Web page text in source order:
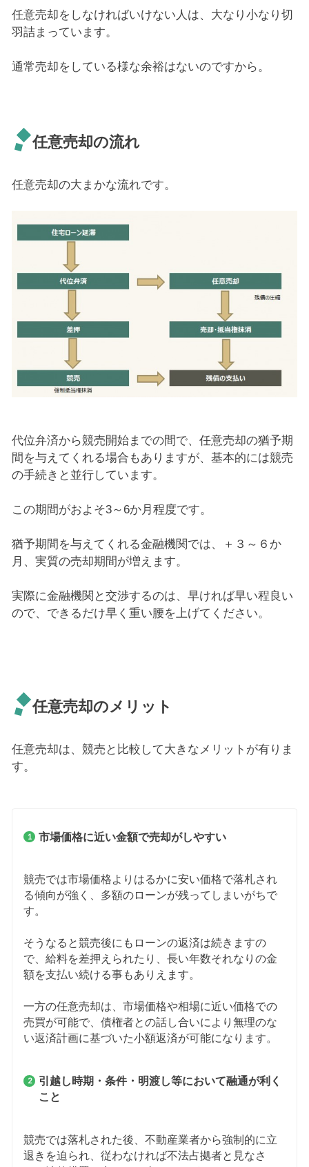
任意売却をしなければいけない人は、大なり小なり切
羽詰まっています。
通常売却をしている様な余裕はないのですから。
任意売却の流れ
任意売却の大まかな流れです。
代位弁済から競売開始までの間で、任意売却の猶予期
間を与えてくれる場合もありますが、基本的には競売
の手続きと並行しています。
この期間がおよそ3～6か月程度です。
猶予期間を与えてくれる金融機関では、＋３～６か
月、実質の売却期間が増えます。
実際に金融機関と交渉するのは、早ければ早い程良い
ので、できるだけ早く重い腰を上げてください。
任意売却のメリット
任意売却は、競売と比較して大きなメリットが有りま
す。
市場価格に近い金額で売却がしやすい
競売では市場価格よりはるかに安い価格で落札され
る傾向が強く、多額のローンが残ってしまいがちで
す。
そうなると競売後にもローンの返済は続きますの
で、給料を差押えられたり、長い年数それなりの金
額を支払い続ける事もありえます。
一方の任意売却は、市場価格や相場に近い価格での
売買が可能で、債権者との話し合いにより無理のな
い返済計画に基づいた小額返済が可能になります。
引越し時期・条件・明渡し等において融通が利く
こと
競売では落札された後、不動産業者から強制的に立
退きを迫られ、従わなければ不法占拠者と見なさ